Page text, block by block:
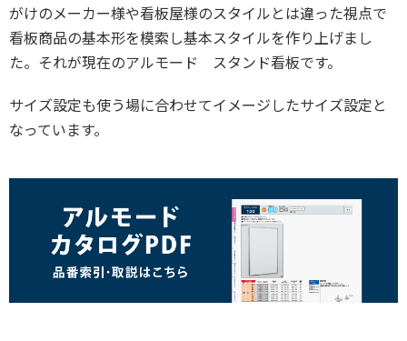
がけのメーカー様や看板屋様のスタイルとは違った視点で
看板商品の基本形を模索し基本スタイルを作り上げまし
た。それが現在のアルモード スタンド看板です。
サイズ設定も使う場に合わせてイメージしたサイズ設定と
なっています。